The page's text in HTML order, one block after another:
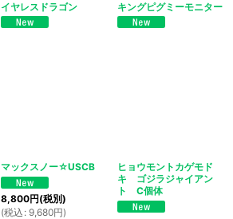
イヤレスドラゴン キングピグミーモニター
マックスノー☆USCB
8,800円(税別)
(税込 : 9,680円)
ヒョウモントカゲモド
キ ゴジラジャイアン
ト C個体